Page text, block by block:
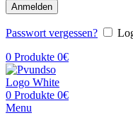
Anmelden
Passwort vergessen?
0 Produkte 0€
0 Produkte 0€
Menu